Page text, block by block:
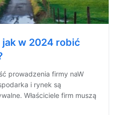
w 2024 robić
prowadzenia firmy naW
i rynek są
Właściciele firm muszą